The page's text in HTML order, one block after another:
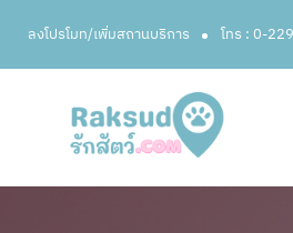
ลงโปรโมท/เพิ่มสถานบริการ โทร : 0-